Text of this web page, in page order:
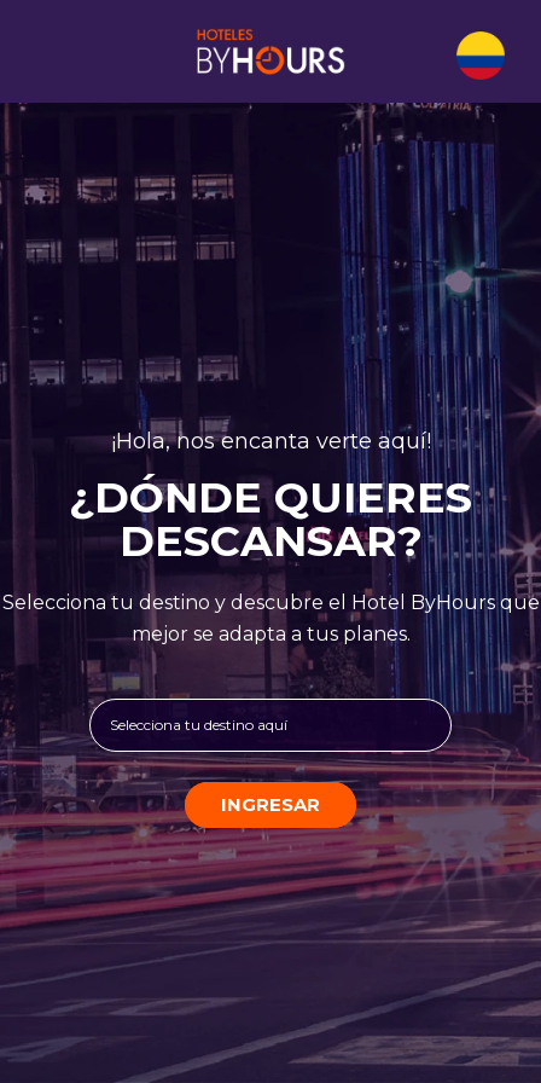
¡Hola, nos encanta verte aquí!
¿DÓNDE QUIERES
DESCANSAR?
Selecciona tu destino y descubre el Hotel ByHours que
mejor se adapta a tus planes.
Selecciona tu destino aquí
INGRESAR